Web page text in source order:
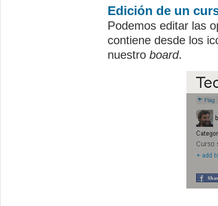
Edición de un
Podemos editar las
contiene desde los
nuestro board.